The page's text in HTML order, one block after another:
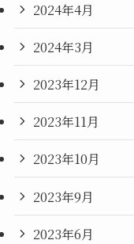
2024年4月
2024年3月
2023年12月
2023年11月
2023年10月
2023年9月
2023年6月